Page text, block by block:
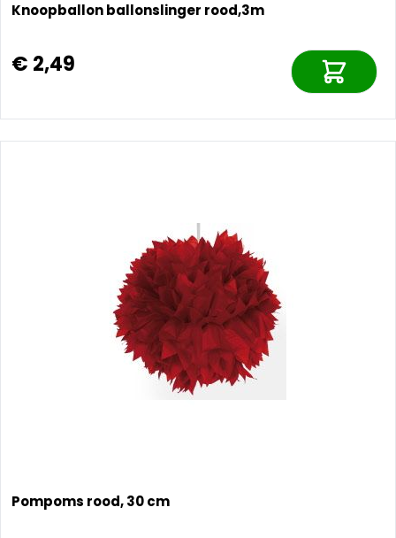
Knoopballon ballonslinger rood,3m
€ 2,49
Pompoms rood, 30 cm